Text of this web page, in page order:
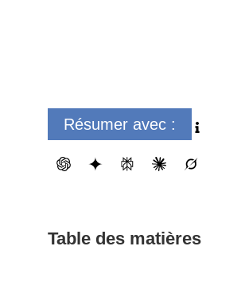
Résumer avec :
Table des matières